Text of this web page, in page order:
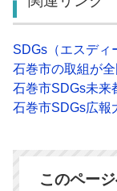
SDGs（エスディ
石巻市の取組が
石巻市SDGs未来
石巻市SDGs広報
このペー